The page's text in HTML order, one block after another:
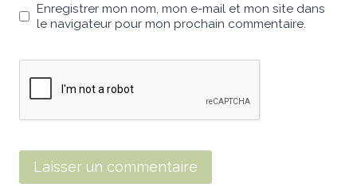
Enregistrer mon nom, mon e-mail et mon site dans
le navigateur pour mon prochain commentaire.